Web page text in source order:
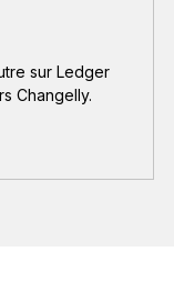
sur Ledger
Changelly.